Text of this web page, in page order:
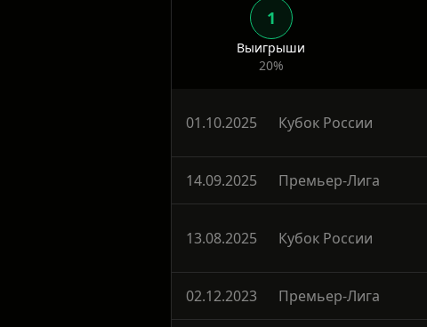
Сочи
20%
01.10.2025 Кубок России
14.09.2025 Премьер-Лига
13.08.2025 Кубок России